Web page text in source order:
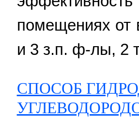
помещениях от
и 3 з.п. ф-лы, 2
СПОСОБ